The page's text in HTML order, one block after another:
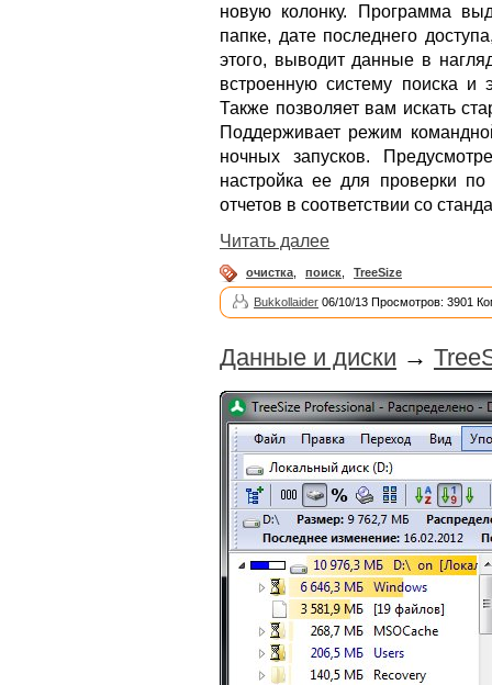
новую колонку. Программа
папке, дате последнего
этого, выводит данные в
встроенную систему поиска и
Также позволяет вам искать
Поддерживает режим
ночных запусков.
настройка ее для проверки
отчетов в соответствии со
Читать далее
очистка поиск TreeSize
Bukkollaider 06/10/13 Просмотров: 3901
Данные и диски →